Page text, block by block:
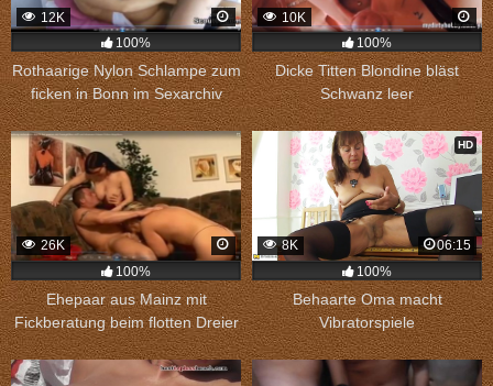
12K
100%
Rothaarige Nylon Schlampe zum
ficken in Bonn im Sexarchiv
10K
100%
Dicke Titten Blondine bläst
Schwanz leer
26K
100%
Ehepaar aus Mainz mit
Fickberatung beim flotten Dreier
HD
8K
06:15
100%
Behaarte Oma macht
Vibratorspiele